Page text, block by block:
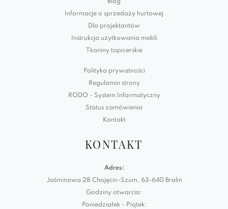
Blog
Informacje o sprzedaży hurtowej
Dla projektantów
Instrukcja użytkowania mebli
Tkaniny tapicerskie
Polityka prywatności
Regulamin strony
RODO - System Informatyczny
Status zamówienia
Kontakt
KONTAKT
Adres:
Jaśminowa 28 Chojęcin-Szum, 63-640 Bralin
Godziny otwarcia:
Poniedziałek - Piątek: